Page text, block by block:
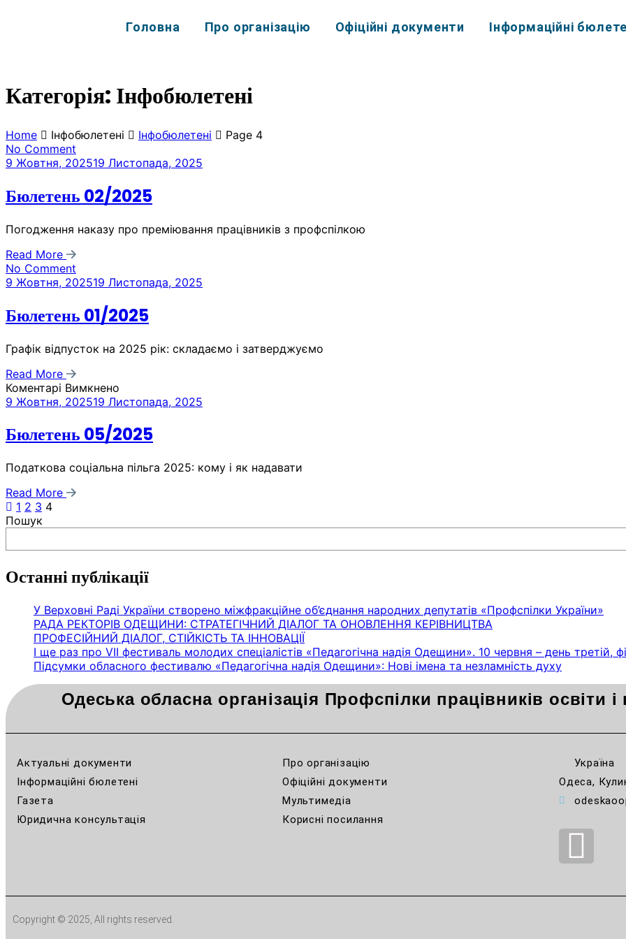
Головна Про організацію Офіційні документи Інформаційні
Категорія: Інфобюлетені
Home Інфобюлетені Інфобюлетені
Page 4
No Comment
9 Жовтня, 202519 Листопада, 2025
Бюлетень 02/2025
Погодження наказу про преміювання працівників з профспілкою
Read More
No Comment
9 Жовтня, 202519 Листопада, 2025
Бюлетень 01/2025
Графік відпусток на 2025 рік: складаємо і затверджуємо
Read More
Коментарі Вимкнено
9 Жовтня, 202519 Листопада, 2025
Бюлетень 05/2025
Податкова соціальна пільга 2025: кому і як надавати
Read More
1 2 3 4
Пошук
Останні публікації
У Верховні Раді України створено міжфракційне об’єднання народних депутатів «Профспілки України»
РАДА РЕКТОРІВ ОДЕЩИНИ: СТРАТЕГІЧНИЙ ДІАЛОГ ТА ОНОВЛЕННЯ КЕРІВНИЦТВА
ПРОФЕСІЙНИЙ ДІАЛОГ, СТІЙКІСТЬ ТА ІННОВАЦІЇ
І ще раз про VІІ фестиваль молодих спеціалістів «Педагогічна надія Одещини». 10 червня – день третій,
Підсумки обласного фестивалю «Педагогічна надія Одещини»: Нові імена та незламність духу
Одеська обласна організація Профспілки працівників освіти і
Актуальні документи
Інформаційні бюлетені
Газета
Юридична консультація
Про організацію
Офіційні документи
Мультимедіа
Корисні посилання
Україна
Одеса,
Copyright © 2025, All rights reserved.